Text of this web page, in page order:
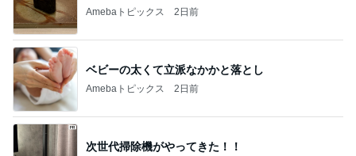
Amebaトピックス 2日前
ベビーの太くて立派なかかと落とし
Amebaトピックス 2日前
次世代掃除機がやってきた！！